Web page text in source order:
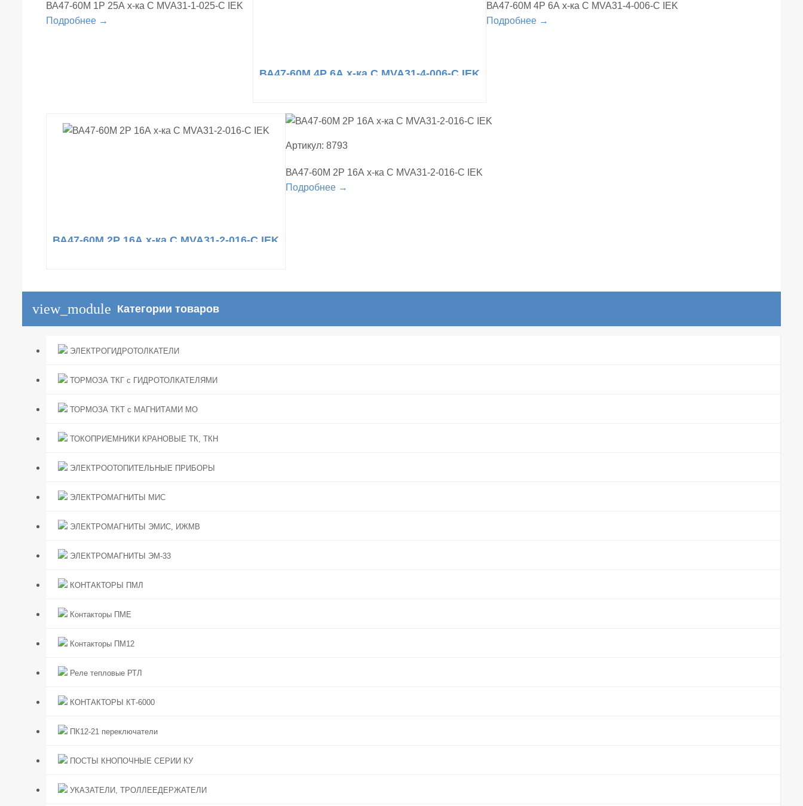
ВА47-60М 1Р 25А х-ка С MVA31-1-025-С IEK
Подробнее →
ВА47-60М 4Р 6А х-ка С MVA31-4-006-С IEK
ВА47-60М 4Р 6А х-ка С MVA31-4-006-С IEK
Подробнее →
ВА47-60М 2Р 16А х-ка С MVA31-2-016-С IEK
Артикул: 8793
ВА47-60М 2Р 16А х-ка С MVA31-2-016-С IEK
Подробнее →
view_module Категории товаров
ЭЛЕКТРОГИДРОТОЛКАТЕЛИ
ТОРМОЗА ТКГ с ГИДРОТОЛКАТЕЛЯМИ
ТОРМОЗА ТКТ с МАГНИТАМИ МО
ТОКОПРИЕМНИКИ КРАНОВЫЕ ТК, ТКН
ЭЛЕКТРООТОПИТЕЛЬНЫЕ ПРИБОРЫ
ЭЛЕКТРОМАГНИТЫ МИС
ЭЛЕКТРОМАГНИТЫ ЭМИС, ИЖМВ
ЭЛЕКТРОМАГНИТЫ ЭМ-33
КОНТАКТОРЫ ПМЛ
Контакторы ПМЕ
Контакторы ПМ12
Реле тепловые РТЛ
КОНТАКТОРЫ КТ-6000
ПК12-21 переключатели
ПОСТЫ КНОПОЧНЫЕ СЕРИИ КУ
УКАЗАТЕЛИ, ТРОЛЛЕЕДЕРЖАТЕЛИ